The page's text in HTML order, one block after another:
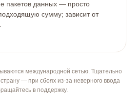
пакетов данных — просто
сумму; зависит от
международной сетью. Тщательно
— при сбоях из-за неверного ввода
в поддержку.